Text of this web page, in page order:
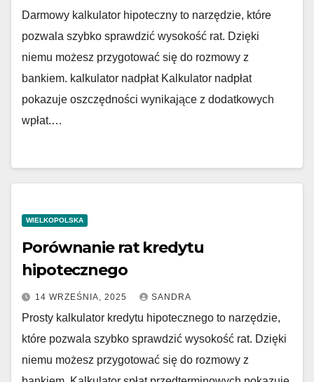
Darmowy kalkulator hipoteczny to narzędzie, które
pozwala szybko sprawdzić wysokość rat. Dzięki
niemu możesz przygotować się do rozmowy z
bankiem. kalkulator nadpłat Kalkulator nadpłat
pokazuje oszczędności wynikające z dodatkowych
wpłat.…
WIELKOPOLSKA
Porównanie rat kredytu
hipotecznego
14 WRZEŚNIA, 2025 SANDRA
Prosty kalkulator kredytu hipotecznego to narzędzie,
które pozwala szybko sprawdzić wysokość rat. Dzięki
niemu możesz przygotować się do rozmowy z